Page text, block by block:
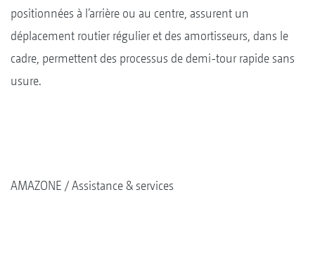
positionnées à l’arrière ou au centre, assurent un
déplacement routier régulier et des amortisseurs, dans le
cadre, permettent des processus de demi-tour rapide sans
usure.
AMAZONE Assistance & services